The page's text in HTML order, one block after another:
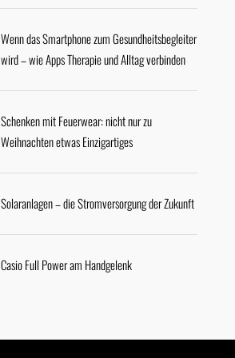
Wenn das Smartphone zum Gesundheitsbegleiter
wird – wie Apps Therapie und Alltag verbinden
Schenken mit Feuerwear: nicht nur zu
Weihnachten etwas Einzigartiges
Solaranlagen – die Stromversorgung der Zukunft
Casio Full Power am Handgelenk